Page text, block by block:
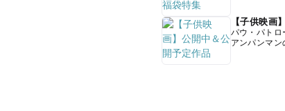
【子供映画
パウ・パトロ
アンパンマン